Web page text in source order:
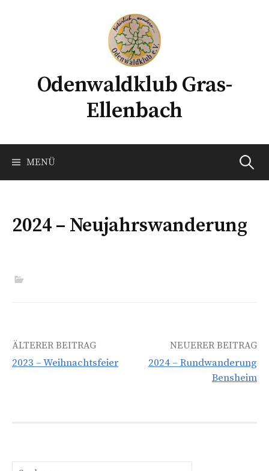
Odenwaldklub Gras-
Ellenbach
MENÜ Suchen
2024 – Neujahrswanderung
Beitrags-
ÄLTERER BEITRAG
2023 – Weihnachtsfeier
NEUERER BEITRAG
2024 – Rundwanderung
Bensheim
Suchen